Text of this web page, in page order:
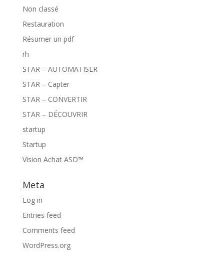
Non classé
Restauration
Résumer un pdf
rh
STAR – AUTOMATISER
STAR – Capter
STAR – CONVERTIR
STAR – DÉCOUVRIR
startup
Startup
Vision Achat ASD™
Meta
Log in
Entries feed
Comments feed
WordPress.org